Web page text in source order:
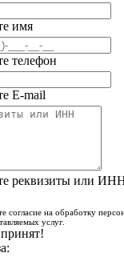
имя
телефон
E-mail
реквизиты или
согласие на обработку
услуг.